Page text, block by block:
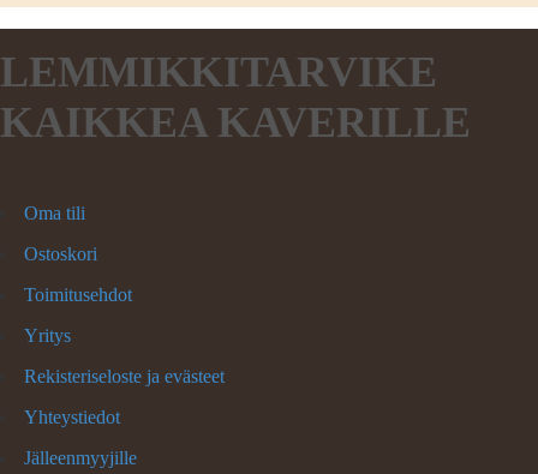
LEMMIKKITARVIKE
KAIKKEA KAVERILLE
Oma tili
Ostoskori
Toimitusehdot
Yritys
Rekisteriseloste ja evästeet
Yhteystiedot
Jälleenmyyjille